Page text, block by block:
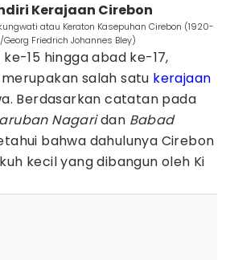
Kerajaan Cirebon
atau Keraton Kasepuhan Cirebon (1920-
Friedrich Johannes Bley)
15 hingga abad ke-17,
salah satu kerajaan
Berdasarkan catatan pada
Nagaridan Babad
bahwa dahulunya Cirebon
kecil yang dibangun oleh Ki